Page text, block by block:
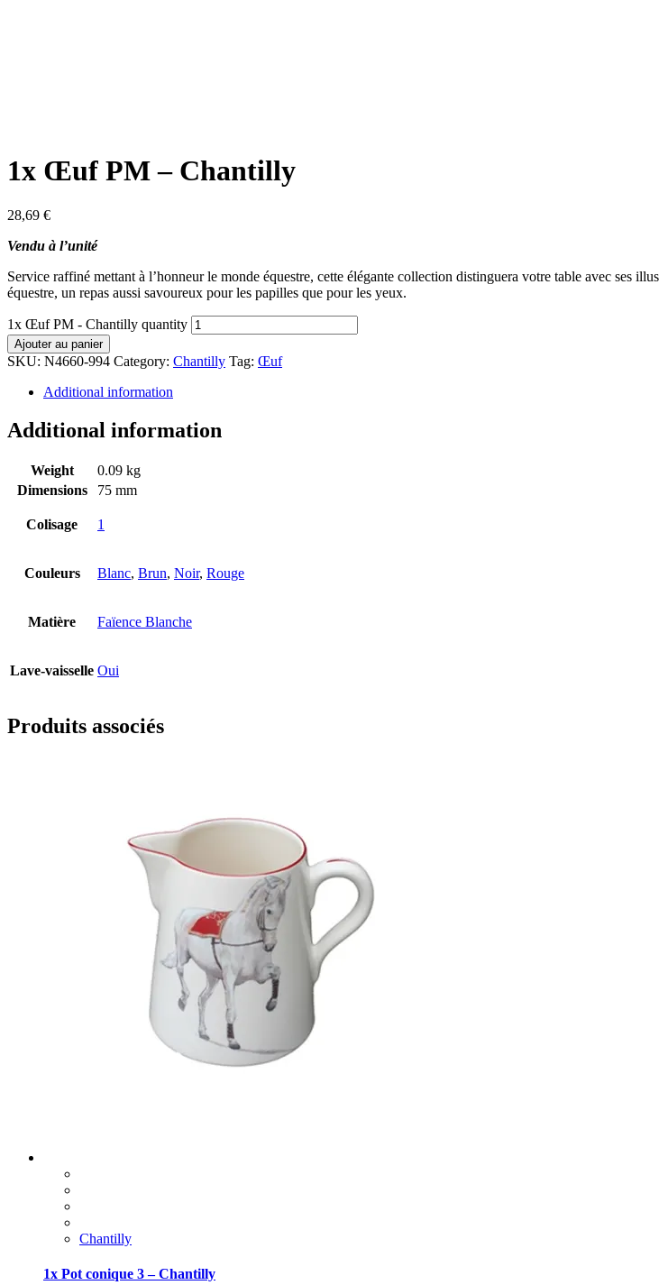
1x Œuf PM – Chantilly
28,69 €
Vendu à l’unité
Service raffiné mettant à l’honneur le monde équestre, cette élégante collection distinguera votre table avec ses
équestre, un repas aussi savoureux pour les papilles que pour les yeux.
1x Œuf PM - Chantilly quantity
Ajouter au panier
SKU: N4660-994 Category: Chantilly Tag: Œuf
Additional information
Additional information
Weight
0.09 kg
Dimensions
75 mm
Colisage 1
Couleurs Blanc, Brun, Noir, Rouge
Matière Faïence Blanche
Lave-vaisselle Oui
Produits associés
Chantilly
1x Pot conique 3 – Chantilly